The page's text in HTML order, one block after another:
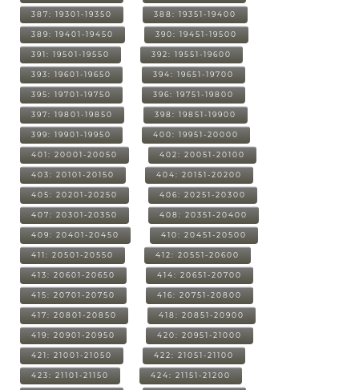
387: 19301-19350 388: 19351-19400
389: 19401-19450 390: 19451-19500
391: 19501-19550 392: 19551-19600
393: 19601-19650 394: 19651-19700
395: 19701-19750 396: 19751-19800
397: 19801-19850 398: 19851-19900
399: 19901-19950 400: 19951-20000
401: 20001-20050 402: 20051-20100
403: 20101-20150 404: 20151-20200
405: 20201-20250 406: 20251-20300
407: 20301-20350 408: 20351-20400
409: 20401-20450 410: 20451-20500
411: 20501-20550 412: 20551-20600
413: 20601-20650 414: 20651-20700
415: 20701-20750 416: 20751-20800
417: 20801-20850 418: 20851-20900
419: 20901-20950 420: 20951-21000
421: 21001-21050 422: 21051-21100
423: 21101-21150 424: 21151-21200